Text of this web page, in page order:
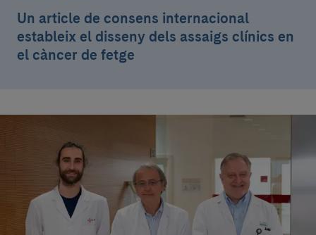
Un article de consens internacional
estableix el disseny dels assaigs clínics en
el càncer de fetge